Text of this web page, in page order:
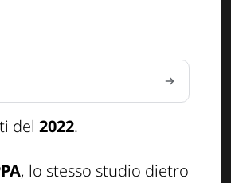
del 2022.
, lo stesso studio dietro